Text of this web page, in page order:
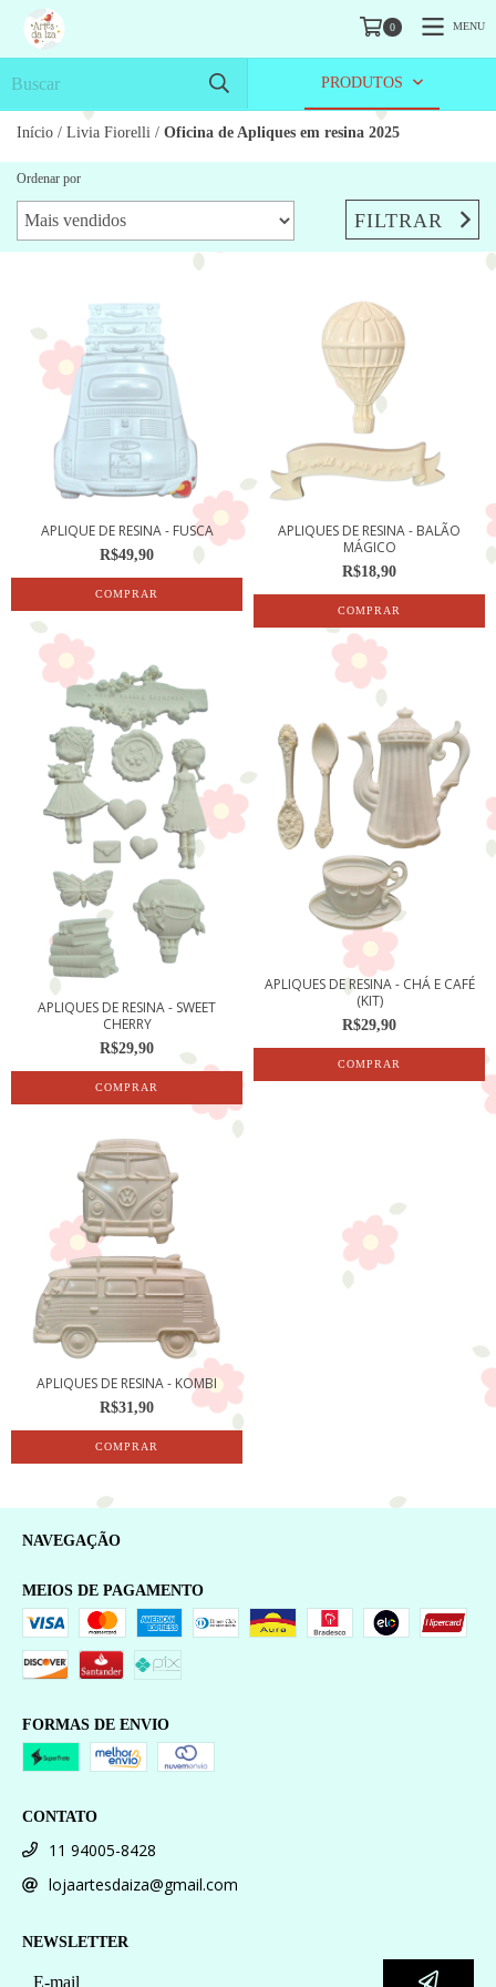
0 MENU
PRODUTOS
Início / Livia Fiorelli / Oficina de Apliques em resina 2025
Ordenar por
FILTRAR
APLIQUE DE RESINA - FUSCA
R$49,90
APLIQUES DE RESINA - BALÃO
MÁGICO
R$18,90
APLIQUES DE RESINA - SWEET
CHERRY
R$29,90
APLIQUES DE RESINA - CHÁ E CAFÉ
(KIT)
R$29,90
APLIQUES DE RESINA - KOMBI
R$31,90
NAVEGAÇÃO
MEIOS DE PAGAMENTO
FORMAS DE ENVIO
CONTATO
11 94005-8428
lojaartesdaiza@gmail.com
NEWSLETTER